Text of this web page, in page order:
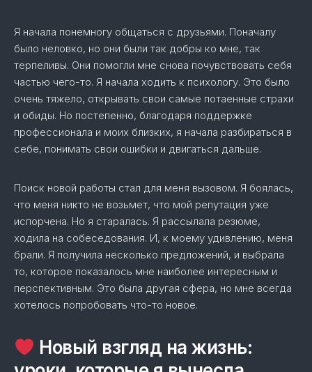
Я начала понемногу общаться с друзьями. Поначалу
было неловко, но они были так добры ко мне, так
терпеливы. Они помогли мне снова почувствовать себя
частью чего-то. Я начала ходить к психологу. Это было
очень тяжело, открывать свои самые потаенные страхи
и обиды. Но постепенно, благодаря поддержке
профессионала и моих близких, я начала разбираться в
себе, понимать свои ошибки и двигаться дальше.
Поиск новой работы стал для меня вызовом. Я боялась,
что меня никто не возьмет, что мой репутация уже
испорчена. Но я старалась. Я рассылала резюме,
ходила на собеседования. И, к моему удивлению, меня
брали. Я получила несколько предложений, и выбрала
то, которое показалось мне наиболее интересным и
перспективным. Это была другая сфера, но мне всегда
хотелось попробовать что-то новое.
Новый взгляд на жизнь: